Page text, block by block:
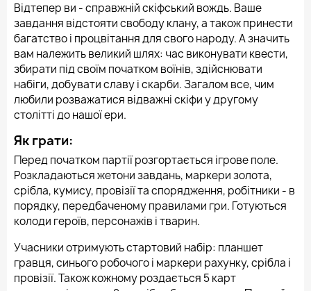
Відтепер ви - справжній скіфський вождь. Ваше
завдання відстояти свободу клану, а також принести
багатство і процвітання для свого народу. А значить
вам належить великий шлях: час виконувати квести,
збирати під своїм початком воїнів, здійснювати
набіги, добувати славу і скарби. Загалом все, чим
любили розважатися відважні скіфи у другому
столітті до нашої ери.
Як грати:
Перед початком партії розгортається ігрове поле.
Розкладаються жетони завдань, маркери золота,
срібла, кумису, провізії та спорядження, робітники - в
порядку, передбаченому правилами гри. Готуються
колоди героїв, персонажів і тварин.
Учасники отримують стартовий набір: планшет
гравця, синього робочого і маркери рахунку, срібла і
провізії. Також кожному роздається 5 карт